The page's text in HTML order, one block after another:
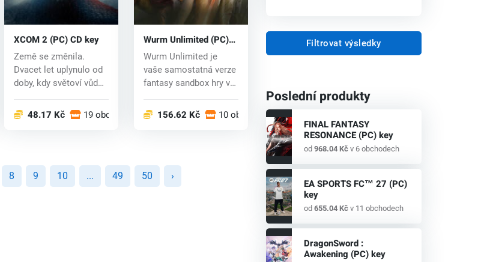
XCOM 2 (PC) CD key
Země se změnila.
Dvacet let uplynulo od
doby, kdy světoví vůdci
48.17 Kč 19 obchodech
Wurm Unlimited (PC)
CD key
Wurm Unlimited je
vaše samostatná verze
fantasy sandbox hry ve
156.62 Kč 10 obchodech
8 9 10 ... 49 50 ›
Filtrovat výsledky
Poslední produkty
FINAL FANTASY
RESONANCE (PC) key
od 968.04 Kčv 6 obchodech
EA SPORTS FC™ 27 (PC)
key
od 655.04 Kčv 11 obchodech
DragonSword :
Awakening (PC) key